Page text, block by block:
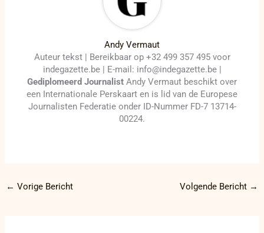
Andy Vermaut
Auteur tekst | Bereikbaar op +32 499 357 495 voor
indegazette.be | E-mail: info@indegazette.be |
Gediplomeerd Journalist Andy Vermaut beschikt over
een Internationale Perskaart en is lid van de Europese
Journalisten Federatie onder ID-Nummer FD-7 13714-
00224.
← Vorige Bericht Volgende Bericht →